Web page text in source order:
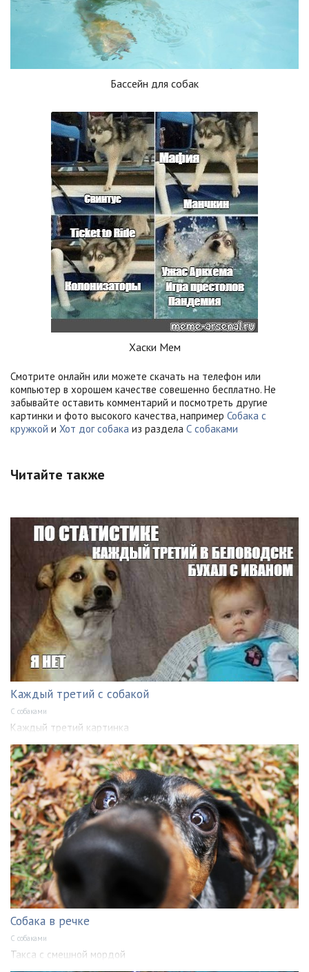
Бассейн для собак
Хаски Мем
Смотрите онлайн или можете скачать на телефон или
компьютер в хорошем качестве совешенно бесплатно. Не
забывайте оставить комментарий и посмотреть другие
картинки и фото высокого качества, например Собака с
кружкой и Хот дог собака из раздела С собаками
Читайте также
Каждый третий с собакой
С собаками
Каждый третий картинка
Собака в речке
С собаками
Такса с смешной мордой